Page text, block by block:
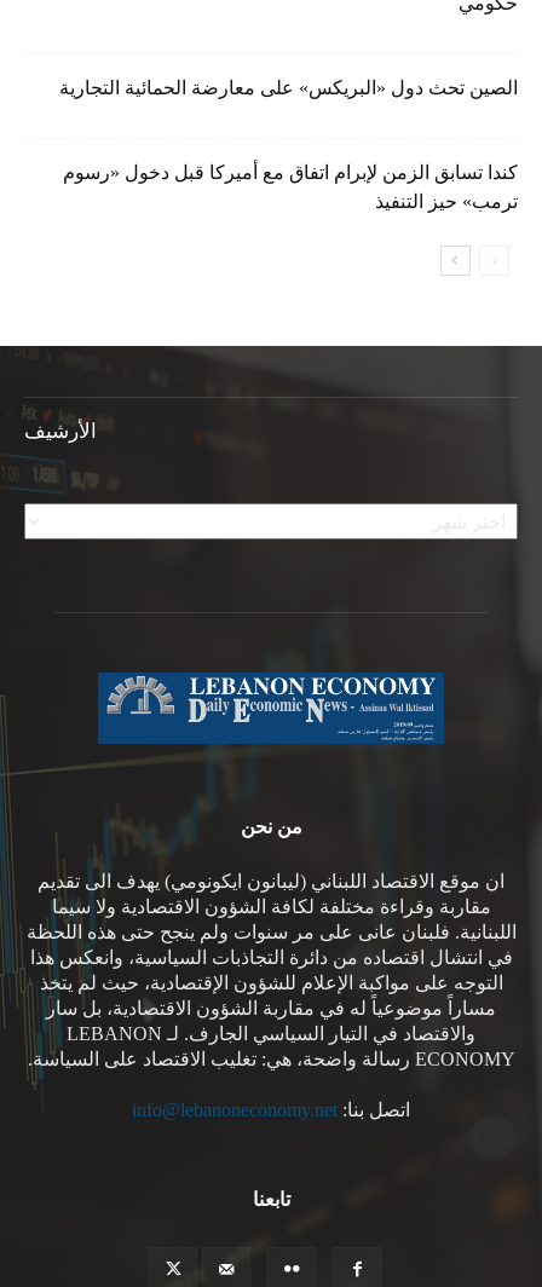
الصين تحث دول «البريكس» على معارضة الحمائية التجارية
كندا تسابق الزمن لإبرام اتفاق مع أميركا قبل دخول «رسوم
ترمب» حيز التنفيذ
الأرشيف
الأرشيف
من نحن
ان موقع الاقتصاد اللبناني (ليبانون ايكونومي) يهدف الى تقديم
مقاربة وقراءة مختلفة لكافة الشؤون الاقتصادية ولا سيما
اللبنانية. فلبنان عانى على مر سنوات ولم ينجح حتى هذه اللحظة
في انتشال اقتصاده من دائرة التجاذبات السياسية، وانعكس هذا
التوجه على مواكبة الإعلام للشؤون الإقتصادية، حيث لم يتخذ
مساراً موضوعياً له في مقاربة الشؤون الاقتصادية، بل سار
والاقتصاد في التيار السياسي الجارف. لـ LEBANON
ECONOMY رسالة واضحة، هي: تغليب الاقتصاد على السياسة.
اتصل بنا: info@lebanoneconomy.net
تابعنا